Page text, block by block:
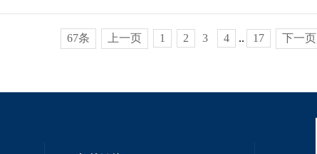
67条 上一页 1 2 3 4 .. 17 下一页